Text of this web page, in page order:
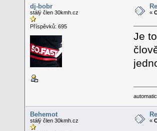
dj-bobr
stálý člen 30kmh.cz
Příspěvků: 695
«
Je
Behemot
stálý člen 30kmh.cz «